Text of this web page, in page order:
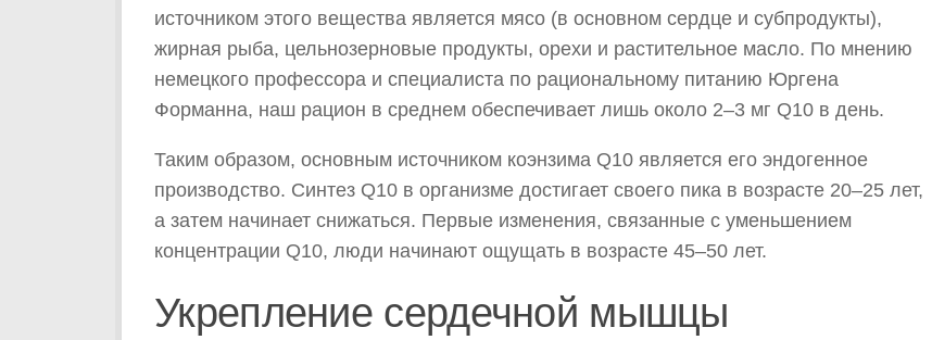
источником этого вещества является мясо (в основном сердце и субпродукты),
жирная рыба, цельнозерновые продукты, орехи и растительное масло. По мнению
немецкого профессора и специалиста по рациональному питанию Юргена
Форманна, наш рацион в среднем обеспечивает лишь около 2–3 мг Q10 в день.
Таким образом, основным источником коэнзима Q10 является его эндогенное
производство. Синтез Q10 в организме достигает своего пика в возрасте 20–25 лет,
а затем начинает снижаться. Первые изменения, связанные с уменьшением
концентрации Q10, люди начинают ощущать в возрасте 45–50 лет.
Укрепление сердечной мышцы